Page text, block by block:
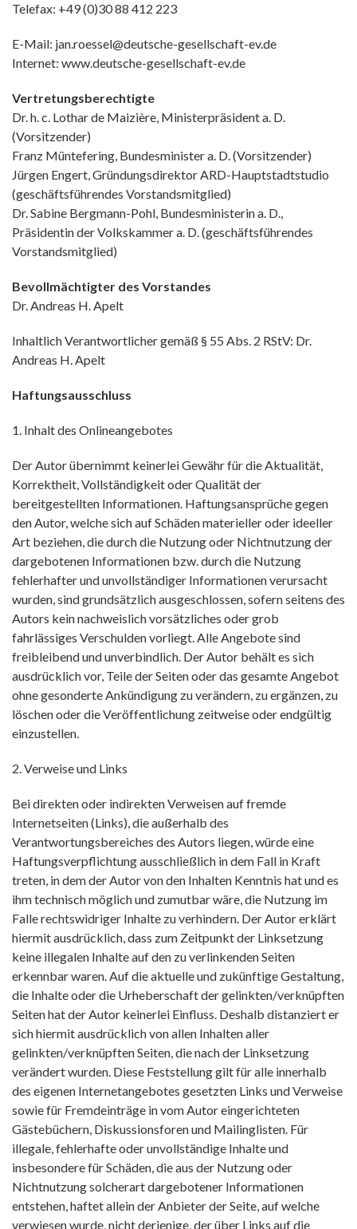
Telefax: +49 (0)30 88 412 223
E-Mail: jan.roessel@deutsche-gesellschaft-ev.de
Internet: www.deutsche-gesellschaft-ev.de
Vertretungsberechtigte
Dr. h. c. Lothar de Maizière, Ministerpräsident a. D.
(Vorsitzender)
Franz Müntefering, Bundesminister a. D. (Vorsitzender)
Jürgen Engert, Gründungsdirektor ARD-Hauptstadtstudio
(geschäftsführendes Vorstandsmitglied)
Dr. Sabine Bergmann-Pohl, Bundesministerin a. D.,
Präsidentin der Volkskammer a. D. (geschäftsführendes
Vorstandsmitglied)
Bevollmächtigter des Vorstandes
Dr. Andreas H. Apelt
Inhaltlich Verantwortlicher gemäß § 55 Abs. 2 RStV: Dr.
Andreas H. Apelt
Haftungsausschluss
1. Inhalt des Onlineangebotes
Der Autor übernimmt keinerlei Gewähr für die Aktualität,
Korrektheit, Vollständigkeit oder Qualität der
bereitgestellten Informationen. Haftungsansprüche gegen
den Autor, welche sich auf Schäden materieller oder ideeller
Art beziehen, die durch die Nutzung oder Nichtnutzung der
dargebotenen Informationen bzw. durch die Nutzung
fehlerhafter und unvollständiger Informationen verursacht
wurden, sind grundsätzlich ausgeschlossen, sofern seitens des
Autors kein nachweislich vorsätzliches oder grob
fahrlässiges Verschulden vorliegt. Alle Angebote sind
freibleibend und unverbindlich. Der Autor behält es sich
ausdrücklich vor, Teile der Seiten oder das gesamte Angebot
ohne gesonderte Ankündigung zu verändern, zu ergänzen, zu
löschen oder die Veröffentlichung zeitweise oder endgültig
einzustellen.
2. Verweise und Links
Bei direkten oder indirekten Verweisen auf fremde
Internetseiten (Links), die außerhalb des
Verantwortungsbereiches des Autors liegen, würde eine
Haftungsverpflichtung ausschließlich in dem Fall in Kraft
treten, in dem der Autor von den Inhalten Kenntnis hat und es
ihm technisch möglich und zumutbar wäre, die Nutzung im
Falle rechtswidriger Inhalte zu verhindern. Der Autor erklärt
hiermit ausdrücklich, dass zum Zeitpunkt der Linksetzung
keine illegalen Inhalte auf den zu verlinkenden Seiten
erkennbar waren. Auf die aktuelle und zukünftige Gestaltung,
die Inhalte oder die Urheberschaft der gelinkten/verknüpften
Seiten hat der Autor keinerlei Einfluss. Deshalb distanziert er
sich hiermit ausdrücklich von allen Inhalten aller
gelinkten/verknüpften Seiten, die nach der Linksetzung
verändert wurden. Diese Feststellung gilt für alle innerhalb
des eigenen Internetangebotes gesetzten Links und Verweise
sowie für Fremdeinträge in vom Autor eingerichteten
Gästebüchern, Diskussionsforen und Mailinglisten. Für
illegale, fehlerhafte oder unvollständige Inhalte und
insbesondere für Schäden, die aus der Nutzung oder
Nichtnutzung solcherart dargebotener Informationen
entstehen, haftet allein der Anbieter der Seite, auf welche
verwiesen wurde, nicht derjenige, der über Links auf die